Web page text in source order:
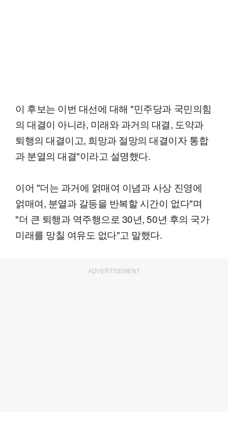
이 후보는 이번 대선에 대해 "민주당과 국민의힘
의 대결이 아니라, 미래와 과거의 대결, 도약과
퇴행의 대결이고, 희망과 절망의 대결이자 통합
과 분열의 대결"이라고 설명했다.
이어 "더는 과거에 얽매여 이념과 사상 진영에
얽매여, 분열과 갈등을 반복할 시간이 없다"며
"더 큰 퇴행과 역주행으로 30년, 50년 후의 국가
미래를 망칠 여유도 없다"고 말했다.
ADVERTISEMENT